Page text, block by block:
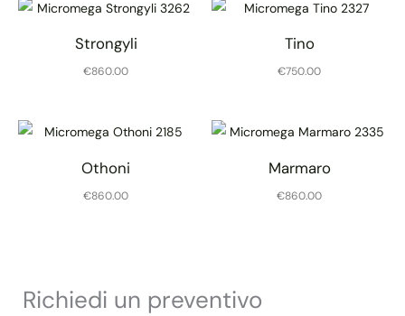
Strongyli
€860.00
Tino
€750.00
Othoni
€860.00
Marmaro
€860.00
Richiedi un preventivo